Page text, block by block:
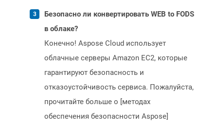
Безопасно ли конвертировать WEB to FODS
в облаке?
Конечно! Aspose Cloud использует
облачные серверы Amazon EC2, которые
гарантируют безопасность и
отказоустойчивость сервиса. Пожалуйста,
прочитайте больше о [методах
обеспечения безопасности Aspose]